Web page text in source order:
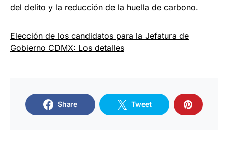
del delito y la reducción de la huella de carbono.
Elección de los candidatos para la Jefatura de
Gobierno CDMX: Los detalles
Share Tweet